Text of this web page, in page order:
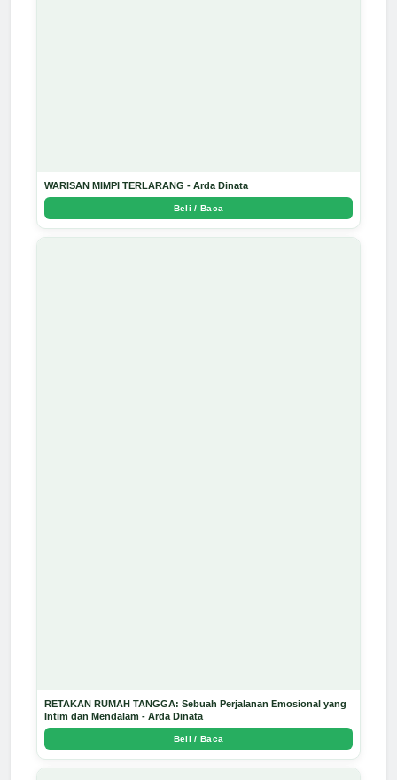
WARISAN MIMPI TERLARANG - Arda Dinata
Beli / Baca
RETAKAN RUMAH TANGGA: Sebuah Perjalanan Emosional yang
Intim dan Mendalam - Arda Dinata
Beli / Baca